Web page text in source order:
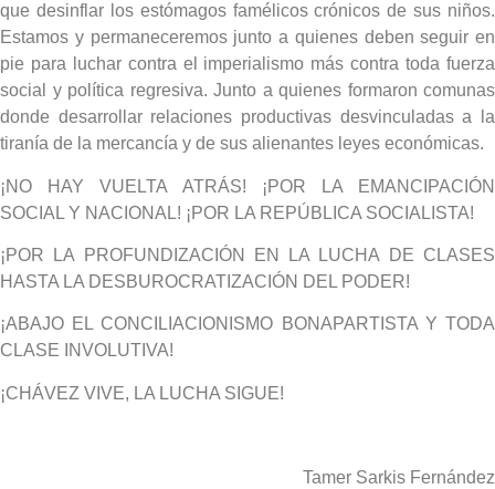
que desinflar los estómagos famélicos crónicos de sus niños.
Estamos y permaneceremos junto a quienes deben seguir en
pie para luchar contra el imperialismo más contra toda fuerza
social y política regresiva. Junto a quienes formaron comunas
donde desarrollar relaciones productivas desvinculadas a la
tiranía de la mercancía y de sus alienantes leyes económicas.
¡NO HAY VUELTA ATRÁS! ¡POR LA EMANCIPACIÓN
SOCIAL Y NACIONAL! ¡POR LA REPÚBLICA SOCIALISTA!
¡POR LA PROFUNDIZACIÓN EN LA LUCHA DE CLASES
HASTA LA DESBUROCRATIZACIÓN DEL PODER!
¡ABAJO EL CONCILIACIONISMO BONAPARTISTA Y TODA
CLASE INVOLUTIVA!
¡CHÁVEZ VIVE, LA LUCHA SIGUE!
Tamer Sarkis Fernández